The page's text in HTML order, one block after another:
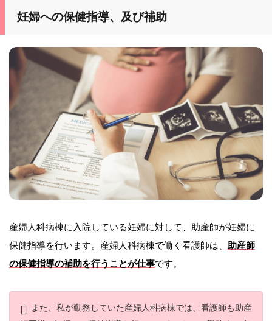
妊婦への保健指導、及び補助
産婦人科病棟に入院している妊婦に対して、助産師が妊婦に
保健指導を行います。産婦人科病棟で働く看護師は、 助産師
の保健指導の補助を行うことが仕事です。
また、私が勤務していた産婦人科病棟では、看護師も助産